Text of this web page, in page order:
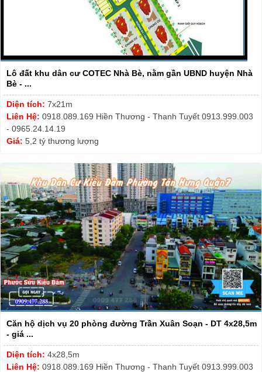
Lô đất khu dân cư COTEC Nhà Bè, nằm gần UBND huyện Nhà
Bè - ...
Diện tích: 7x21m
Liên Hệ: 0918.089.169 Hiền Thương - Thanh Tuyết 0913.999.003
- 0965.24.14.19
Giá: 5,2 tỷ thương lượng
Căn hộ dịch vụ 20 phòng đường Trần Xuân Soạn - DT 4x28,5m
- giá ...
Diện tích: 4x28,5m
Liên Hệ: 0918.089.169 Hiền Thương - Thanh Tuyết 0913.999.003